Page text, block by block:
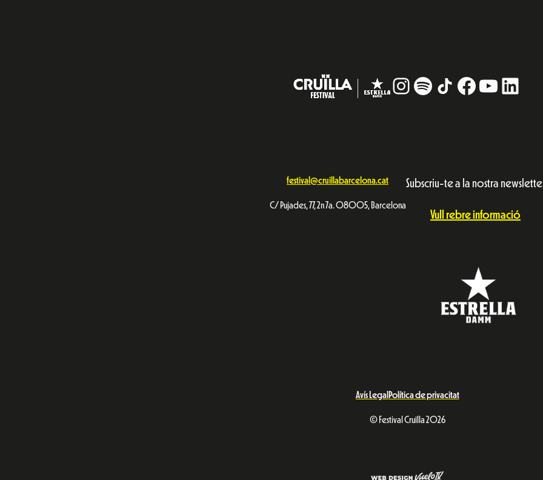
Instagram
# TikTokFacebook
YouTube
festival@cruillabarcelona.cat
C/ Pujades, 77, 2n 7a. 08005, Barcelona
Subscriu-te a la nostra
Vull rebre informació
Avís Legal Política de privacitat
© Festival Cruïlla 2026